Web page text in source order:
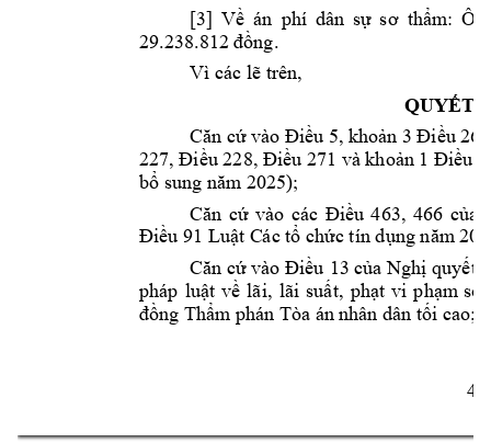
4
[3] Về án phí dân sự sơ thẩm:
29.238.812 đồng.
Vì các lẽ trên,
QUYẾT
Căn cứ vào Điều 5, khoản 3 Điều
227, Điều 228, Điều 271 và khoản 1 Điều
bổ sung năm 2025);
Căn cứ vào các Điều 463, 466 của
Điều 91 Luật Các tổ chức tín dụng năm
Căn cứ vào Điều 13 của Nghị quyết
pháp luật về lãi, lãi suất, phạt vi phạm số
đồng Thẩm phán Tòa án nhân dân tối cao;